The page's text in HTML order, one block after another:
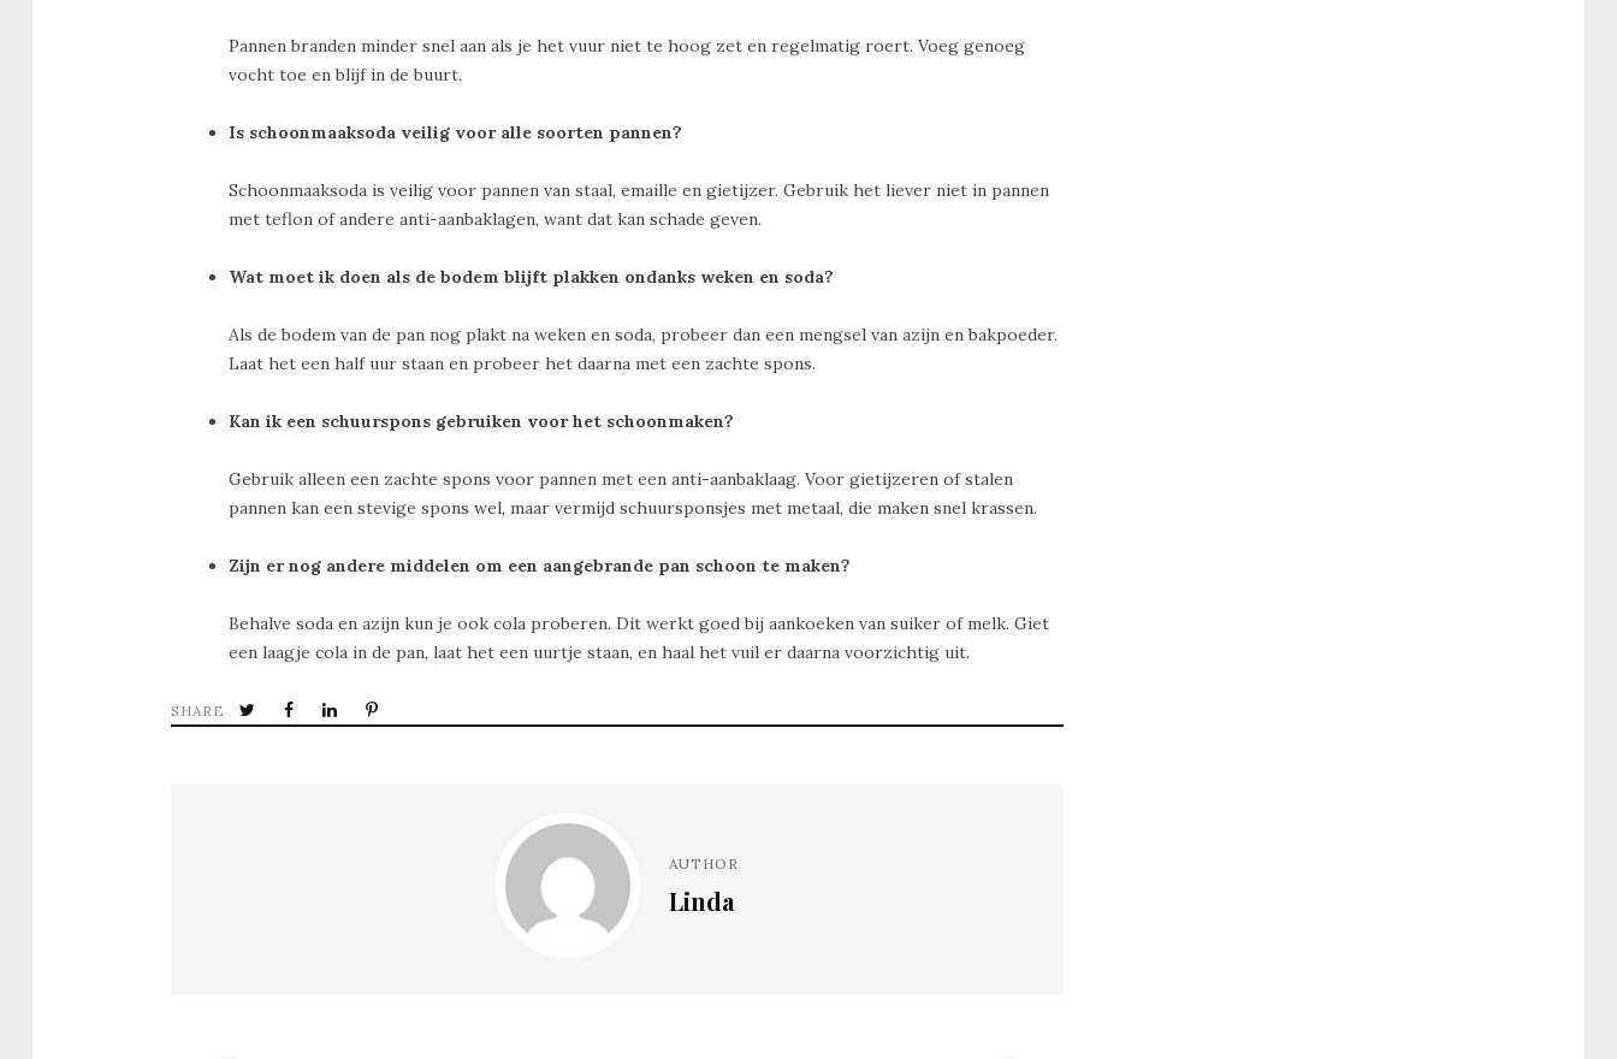
Pannen branden minder snel aan als je het vuur niet te hoog zet en regelmatig roert. Voeg genoeg
vocht toe en blijf in de buurt.
Is schoonmaaksoda veilig voor alle soorten pannen?
Schoonmaaksoda is veilig voor pannen van staal, emaille en gietijzer. Gebruik het liever niet in pannen
met teflon of andere anti-aanbaklagen, want dat kan schade geven.
Wat moet ik doen als de bodem blijft plakken ondanks weken en soda?
Als de bodem van de pan nog plakt na weken en soda, probeer dan een mengsel van azijn en bakpoeder.
Laat het een half uur staan en probeer het daarna met een zachte spons.
Kan ik een schuurspons gebruiken voor het schoonmaken?
Gebruik alleen een zachte spons voor pannen met een anti-aanbaklaag. Voor gietijzeren of stalen
pannen kan een stevige spons wel, maar vermijd schuursponsjes met metaal, die maken snel krassen.
Zijn er nog andere middelen om een aangebrande pan schoon te maken?
Behalve soda en azijn kun je ook cola proberen. Dit werkt goed bij aankoeken van suiker of melk. Giet
een laagje cola in de pan, laat het een uurtje staan, en haal het vuil er daarna voorzichtig uit.
SHARE
AUTHOR
Linda